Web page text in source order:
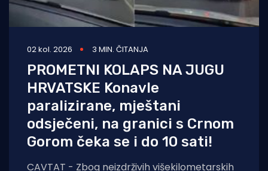
02 kol. 2026 3 MIN. ČITANJA
PROMETNI KOLAPS NA JUGU
HRVATSKE Konavle
paralizirane, mještani
odsječeni, na granici s Crnom
Gorom čeka se i do 10 sati!
CAVTAT - Zbog neizdrživih višekilometarskih